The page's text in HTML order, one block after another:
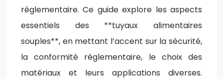
réglementaire. Ce guide explore les aspects
essentiels des **tuyaux alimentaires
souples**, en mettant l’accent sur la sécurité,
la conformité réglementaire, le choix des
matériaux et leurs applications diverses.